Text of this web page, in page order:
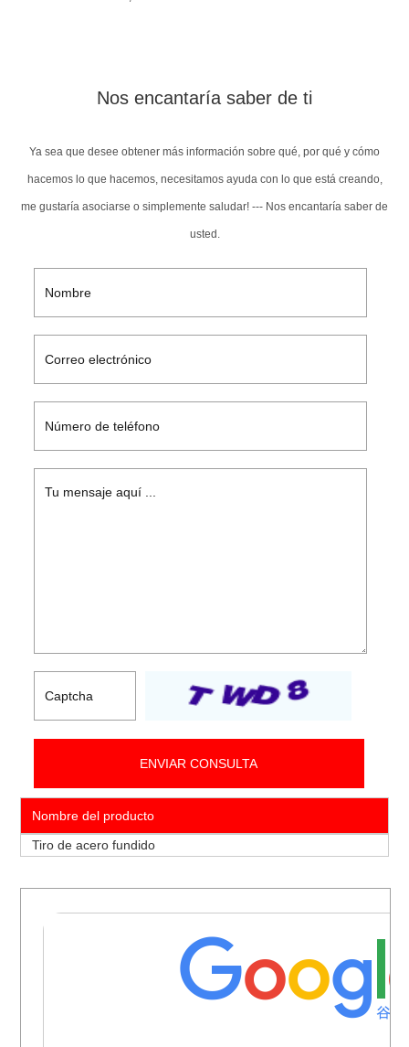
Nos encantaría saber de ti
Ya sea que desee obtener más información sobre qué, por qué y cómo
hacemos lo que hacemos, necesitamos ayuda con lo que está creando,
me gustaría asociarse o simplemente saludar! --- Nos encantaría saber de
usted.
Nombre del producto
Tiro de acero fundido